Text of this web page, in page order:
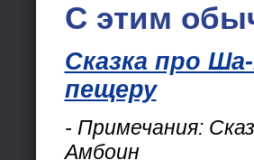
С этим
Сказка про
пещеру
- Примечания:
Амбоин